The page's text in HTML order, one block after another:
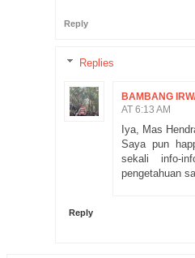
Reply
Replies
BAMBANG
AT 6:13 AM
Iya, Mas
Saya pun
sekali info-
pengetahuan
Reply